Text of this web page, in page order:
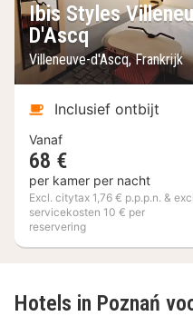
Ibis Styles
D'Ascq
Villeneuve-d'Ascq, Frankrijk
Inclusief ontbijt
Vanaf
68 €
per kamer per nacht
Excl. citytax 1,76 € p.p.p.n. &
servicekosten 10 € per
reservering
Hotels in Poznań